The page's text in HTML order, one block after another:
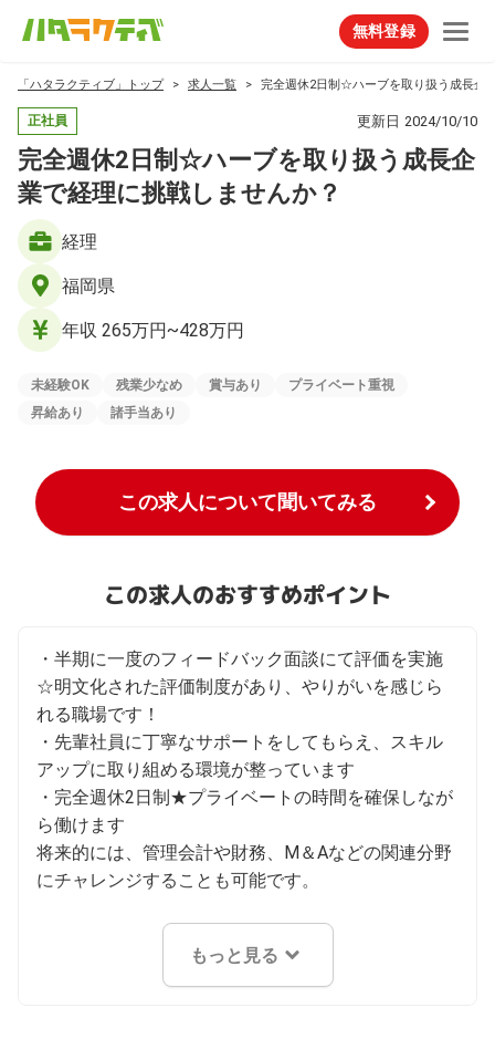
無料登録
「ハタラクティブ」トップ 求人一覧 完全週休2日制☆ハーブを取り扱う成長企
正社員 更新日 2024/10/10
完全週休2日制☆ハーブを取り扱う成長企
業で経理に挑戦しませんか？
経理
福岡県
年収 265万円~428万円
未経験OK 残業少なめ 賞与あり
プライベート重視
昇給あり
諸手当あり
この求人について聞いてみる
この求人のおすすめポイント
・半期に一度のフィードバック面談にて評価を実施
☆明文化された評価制度があり、やりがいを感じら
れる職場です！
・先輩社員に丁寧なサポートをしてもらえ、スキル
アップに取り組める環境が整っています
・完全週休2日制★プライベートの時間を確保しなが
ら働けます
将来的には、管理会計や財務、M＆Aなどの関連分野
にチャレンジすることも可能です。
もっと見る